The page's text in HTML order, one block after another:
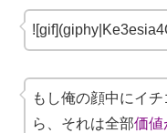
もし俺の顔中にイ
ら、それは全部価値